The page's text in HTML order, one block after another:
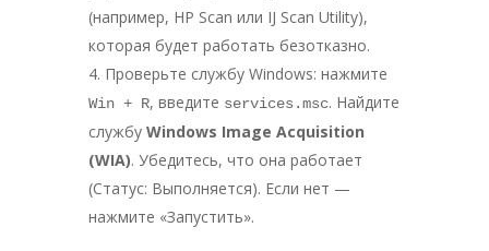
(например, HP Scan или IJ Scan Utility),
которая будет работать безотказно.
Проверьте службу Windows: нажмите
Win + R, введите services.msc. Найдите
службу Windows Image Acquisition
(WIA). Убедитесь, что она работает
(Статус: Выполняется). Если нет —
нажмите «Запустить».